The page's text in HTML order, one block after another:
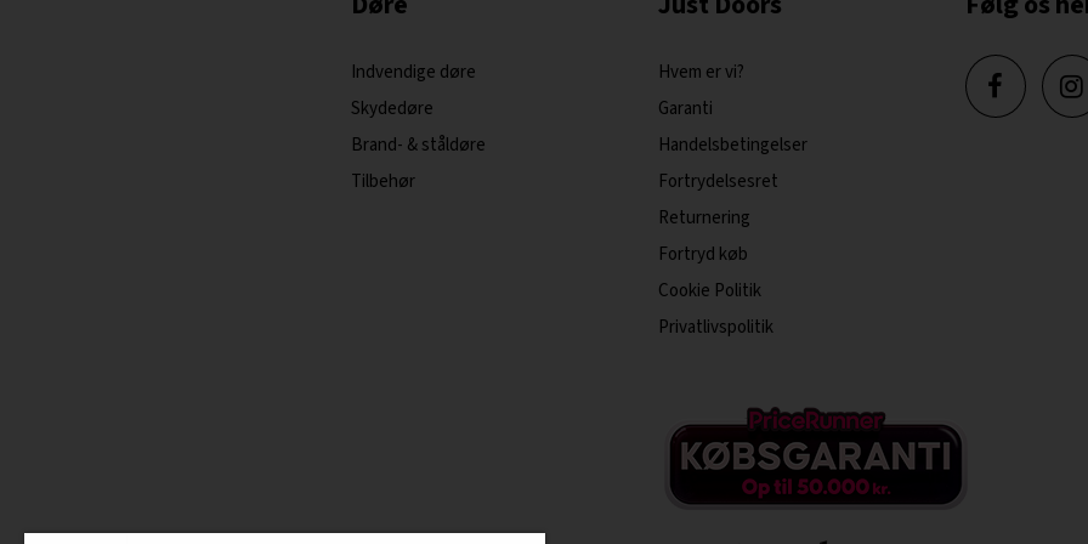
Indvendige døre
Skydedøre
Brand- & ståldøre
Tilbehør
Hvem er vi?
Garanti
Handelsbetingelser
Fortrydelsesret
Returnering
Fortryd køb
Cookie Politik
Privatlivspolitik